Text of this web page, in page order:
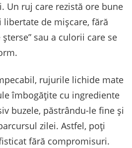
Un ruj care rezistă ore bune
de mișcare, fără
sau a culorii care se
rujurile lichide mate
îmbogățite cu ingrediente
buzele, păstrându-le fine și
zilei. Astfel, poți
fără compromisuri.